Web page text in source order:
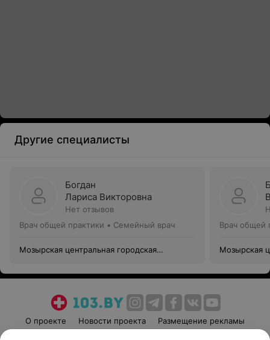
Другие специалисты
Богдан
Лариса Викторовна
Нет отзывов
Врач общей практики • Семейный врач
Мозырская центральная городская
Врач общей
Мозырская
О проекте Новости проекта
Размещение рекламы